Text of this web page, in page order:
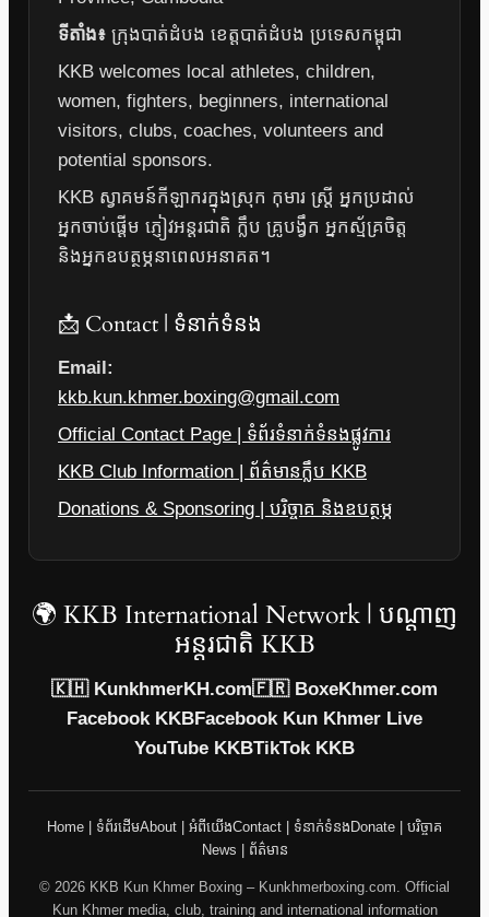
ទីតាំង៖ ក្រុងបាត់ដំបង ខេត្តបាត់ដំបង ប្រទេសកម្ពុជា
KKB welcomes local athletes, children,
women, fighters, beginners, international
visitors, clubs, coaches, volunteers and
potential sponsors.
KKB ស្វាគមន៍កីឡាករក្នុងស្រុក កុមារ ស្ត្រី អ្នកប្រដាល់
អ្នកចាប់ផ្តើម ភ្ញៀវអន្តរជាតិ ក្លឹប គ្រូបង្វឹក អ្នកស្ម័គ្រចិត្ត
និងអ្នកឧបត្ថម្ភនាពេលអនាគត។
📩 Contact | ទំនាក់ទំនង
Email:
kkb.kun.khmer.boxing@gmail.com
Official Contact Page | ទំព័រទំនាក់ទំនងផ្លូវការ
KKB Club Information | ព័ត៌មានក្លឹប KKB
Donations & Sponsoring | បរិច្ចាគ និងឧបត្ថម្ភ
🌍 KKB International Network | បណ្តាញ
អន្តរជាតិ KKB
🇰🇭 KunkhmerKH.com🇫🇷 BoxeKhmer.com
Facebook KKBFacebook Kun Khmer Live
YouTube KKBTikTok KKB
Home | ទំព័រដើមAbout | អំពីយើងContact | ទំនាក់ទំនង Donate | បរិច្ចាគ
News | ព័ត៌មាន
© 2026 KKB Kun Khmer Boxing – Kunkhmerboxing.com. Official
Kun Khmer media, club, training and international information